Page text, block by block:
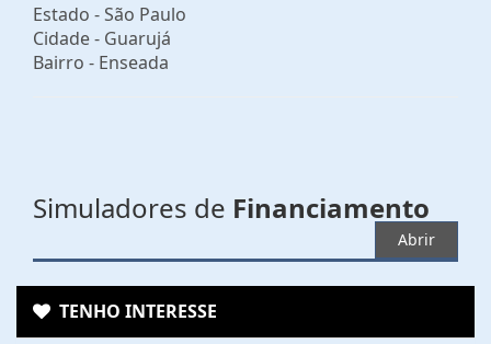
Estado -São Paulo
Cidade - Guarujá
Bairro - Enseada
Simuladores de Financiamento
Abrir
TENHO INTERESSE